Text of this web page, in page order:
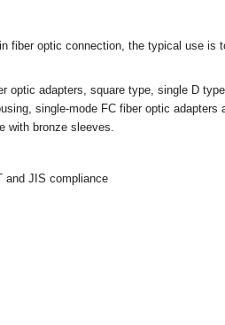
fiber optic connection, the typical use is
optic adapters, square type, single D
single-mode FC fiber optic
with bronze sleeves.
and JIS compliance